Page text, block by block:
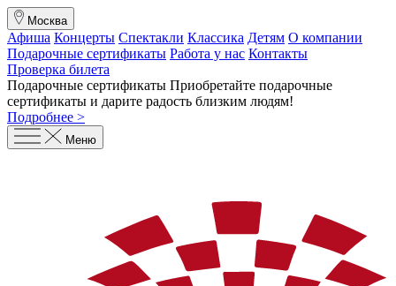
Москва
Афиша Концерты Спектакли Классика Детям О компании
Подарочные сертификаты Работа у нас Контакты
Проверка билета
Подарочные сертификаты Приобретайте подарочные
сертификаты и дарите радость близким людям!
Подробнее >
Меню